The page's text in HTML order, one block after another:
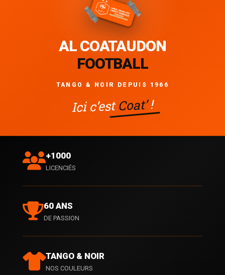
AL COATAUDON
FOOTBALL
TANGO & NOIR DEPUIS 1966
Ici c’estCoat’!
+1000
LICENCIÉS
60 ANS
DE PASSION
TANGO & NOIR
NOS COULEURS